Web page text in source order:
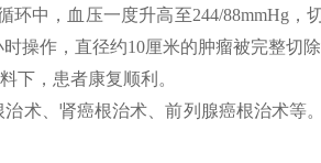
中，血压一度升高至244/88mmHg，
操作，直径约10厘米的肿瘤被完整切除
下，患者康复顺利。
术、肾癌根治术、前列腺癌根治术等